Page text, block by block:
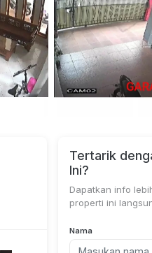
Tertarik
Ini?
Dapatkan info
properti ini
Nama